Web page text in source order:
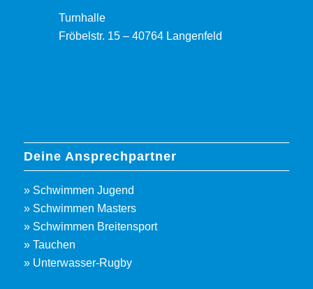
Turnhalle
Fröbelstr. 15 – 40764 Langenfeld
Deine Ansprechpartner
» Schwimmen Jugend
» Schwimmen Masters
» Schwimmen Breitensport
» Tauchen
» Unterwasser-Rugby